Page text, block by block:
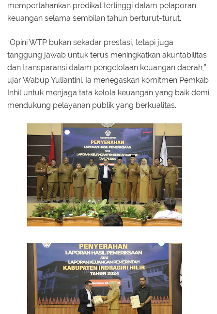
mempertahankan predikat tertinggi dalam pelaporan
keuangan selama sembilan tahun berturut-turut.
“Opini WTP bukan sekadar prestasi, tetapi juga
tanggung jawab untuk terus meningkatkan akuntabilitas
dan transparansi dalam pengelolaan keuangan daerah,”
ujar Wabup Yuliantini. Ia menegaskan komitmen Pemkab
Inhil untuk menjaga tata kelola keuangan yang baik demi
mendukung pelayanan publik yang berkualitas.